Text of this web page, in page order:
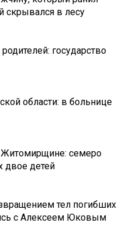
скрывался в лесу
государство
области: в больнице
Житомирщине: семеро
двое детей
тел погибших
с Алексеем Юковым